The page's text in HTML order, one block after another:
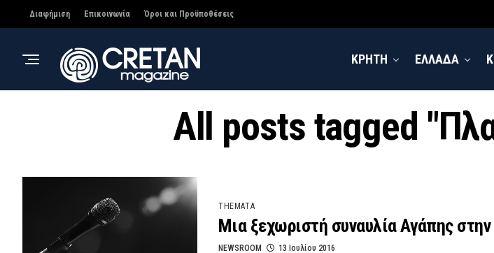
Διαφήμιση Επικοινωνία Όροι και Προϋποθέσεις
ΚΡΗΤΗ ΕΛΛΑΔΑ
All posts tagged
THEMATA
Μια ξεχωριστή συναυλία Αγάπης
NEWSROOM 13 Ιουλίου 2016